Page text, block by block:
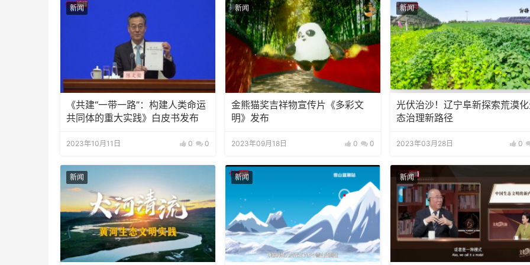
新闻
《共建“一带一路”：构建人类命运
共同体的重大实践》白皮书发布
2023年10月11日 0 0
新闻
金熊猫奖吉祥物宣传片《多彩文
明》发布
2023年09月18日 0 0
新闻
光伏治沙！辽宁阜新探索荒漠
态治理新路径
2023年03月28日 0
新闻 新闻 新闻